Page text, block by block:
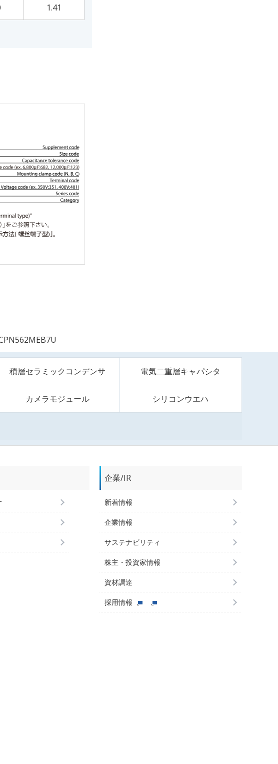
1.41
積層セラミックコンデンサ 電気二重層キャパシタ
カメラモジュール シリコンウエハ
企業/IR
新着情報
企業情報
サステナビリティ
株主・投資家情報
資材調達
採用情報